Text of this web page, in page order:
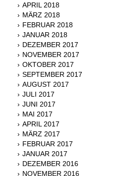
APRIL 2018
MÄRZ 2018
FEBRUAR 2018
JANUAR 2018
DEZEMBER 2017
NOVEMBER 2017
OKTOBER 2017
SEPTEMBER 2017
AUGUST 2017
JULI 2017
JUNI 2017
MAI 2017
APRIL 2017
MÄRZ 2017
FEBRUAR 2017
JANUAR 2017
DEZEMBER 2016
NOVEMBER 2016